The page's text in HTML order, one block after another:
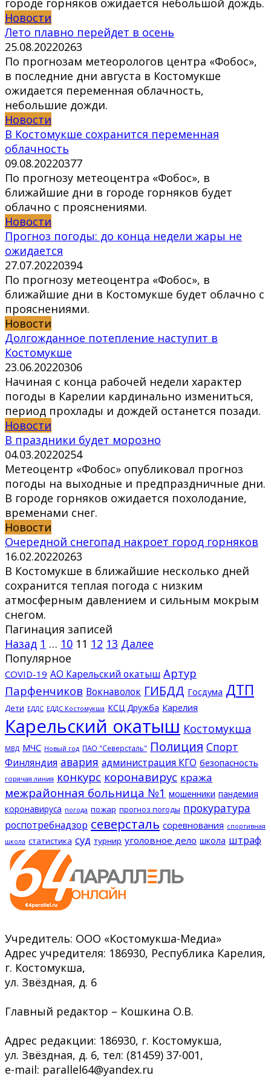
городе горняков ожидается небольшой дождь.
Новости
Лето плавно перейдет в осень
25.08.20220263
По прогнозам метеорологов центра «Фобос»,
в последние дни августа в Костомукше
ожидается переменная облачность,
небольшие дожди.
Новости
В Костомукше сохранится переменная
облачность
09.08.20220377
По прогнозу метеоцентра «Фобос», в
ближайшие дни в городе горняков будет
облачно с прояснениями.
Новости
Прогноз погоды: до конца недели жары не
ожидается
27.07.20220394
По прогнозу метеоцентра «Фобос», в
ближайшие дни в Костомукше будет облачно с
прояснениями.
Новости
Долгожданное потепление наступит в
Костомукше
23.06.20220306
Начиная с конца рабочей недели характер
погоды в Карелии кардинально измениться,
период прохлады и дождей останется позади.
Новости
В праздники будет морозно
04.03.20220254
Метеоцентр «Фобос» опубликовал прогноз
погоды на выходные и предпраздничные дни.
В городе горняков ожидается похолодание,
временами снег.
Новости
Очередной снегопад накроет город горняков
16.02.20220263
В Костомукше в ближайшие несколько дней
сохранится теплая погода с низким
атмосферным давлением и сильным мокрым
снегом.
Пагинация записей
Назад 1 … 10 11 12 13 Далее
Популярное
COVID-19 АО Карельский окатыш Артур
Парфенчиков Вокнаволок ГИБДД Госдума ДТП
Дети ЕДДС ЕДДС Костомукша КСЦ Дружба Карелия
Карельский окатыш Костомукша
МВД МЧС Новый год ПАО "Северсталь" Полиция Спорт
Финляндия авария администрация КГО безопасность
горячая линия конкурс коронавирус кража
межрайонная больница №1 мошенники пандемия
коронавируса погода пожар прогноз погоды прокуратура
роспотребнадзор северсталь соревнования спортивная
школа статистика суд турнир уголовное дело школа штраф
Учредитель: ООО «Костомукша-Медиа»
Адрес учредителя: 186930, Республика Карелия,
г. Костомукша,
ул. Звёздная, д. 6
Главный редактор – Кошкина О.В.
Адрес редакции: 186930, г. Костомукша,
ул. Звёздная, д. 6, тел: (81459) 37-001,
e-mail: parallel64@yandex.ru